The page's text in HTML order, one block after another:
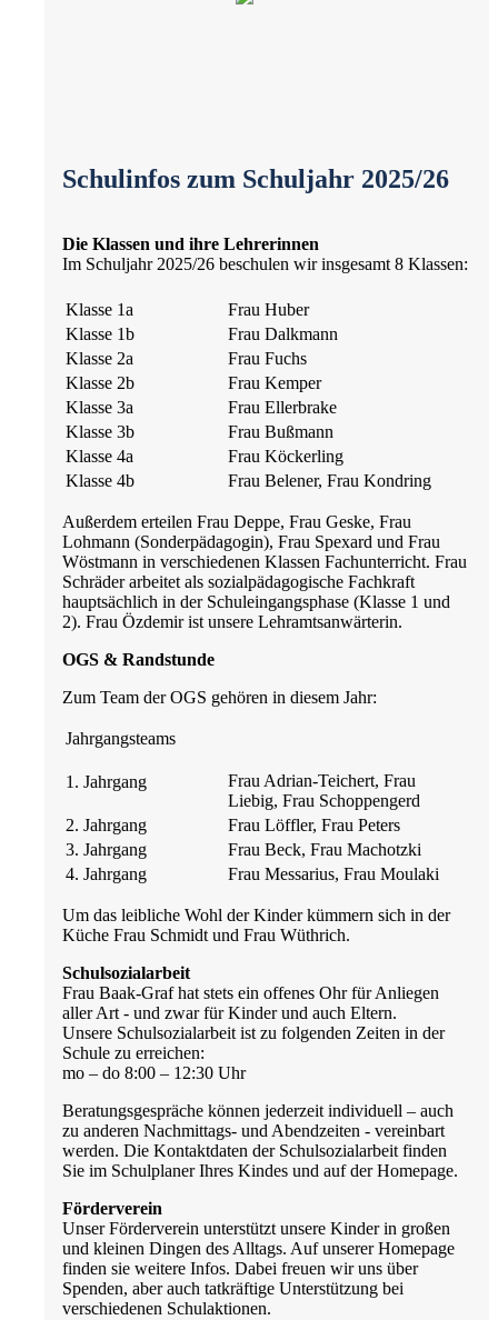
Schulinfos zum Schuljahr 2025/26
Die Klassen und ihre Lehrerinnen
Im Schuljahr 2025/26 beschulen wir insgesamt 8 Klassen:
Klasse 1a
Frau Huber
Klasse 1b
Frau Dalkmann
Klasse 2a
Frau Fuchs
Klasse 2b
Frau Kemper
Klasse 3a
Frau Ellerbrake
Klasse 3b
Frau Bußmann
Klasse 4a
Frau Köckerling
Klasse 4b
Frau Belener, Frau Kondring
Außerdem erteilen Frau Deppe, Frau Geske, Frau
Lohmann (Sonderpädagogin), Frau Spexard und Frau
Wöstmann in verschiedenen Klassen Fachunterricht. Frau
Schräder arbeitet als sozialpädagogische Fachkraft
hauptsächlich in der Schuleingangsphase (Klasse 1 und
2). Frau Özdemir ist unsere Lehramtsanwärterin.
OGS & Randstunde
Zum Team der OGS gehören in diesem Jahr:
Jahrgangsteams
1. Jahrgang
Frau Adrian-Teichert, Frau
Liebig, Frau Schoppengerd
2. Jahrgang
Frau Löffler, Frau Peters
3. Jahrgang
Frau Beck, Frau Machotzki
4. Jahrgang
Frau Messarius, Frau Moulaki
Um das leibliche Wohl der Kinder kümmern sich in der
Küche Frau Schmidt und Frau Wüthrich.
Schulsozialarbeit
Frau Baak-Graf hat stets ein offenes Ohr für Anliegen
aller Art - und zwar für Kinder und auch Eltern.
Unsere Schulsozialarbeit ist zu folgenden Zeiten in der
Schule zu erreichen:
mo – do 8:00 – 12:30 Uhr
Beratungsgespräche können jederzeit individuell – auch
zu anderen Nachmittags- und Abendzeiten - vereinbart
werden. Die Kontaktdaten der Schulsozialarbeit finden
Sie im Schulplaner Ihres Kindes und auf der Homepage.
Förderverein
Unser Förderverein unterstützt unsere Kinder in großen
und kleinen Dingen des Alltags. Auf unserer Homepage
finden sie weitere Infos. Dabei freuen wir uns über
Spenden, aber auch tatkräftige Unterstützung bei
verschiedenen Schulaktionen.